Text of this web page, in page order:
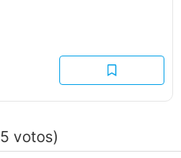
votos)